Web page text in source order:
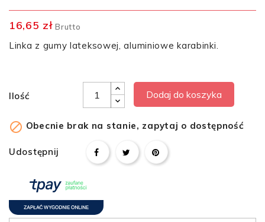
16,65 zł Brutto
Linka z gumy lateksowej, aluminiowe karabinki.
Ilość Dodaj do koszyka
 Obecnie brak na stanie, zapytaj o dostępność
Udostępnij